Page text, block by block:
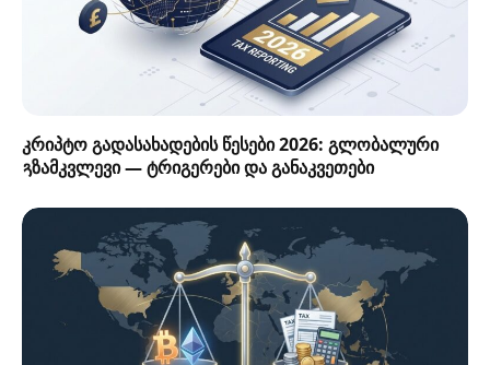
კრიპტო გადასახადების წესები 2026: გლობალური
გზამკვლევი — ტრიგერები და განაკვეთები